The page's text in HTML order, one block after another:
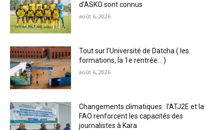
d’ASKO sont connus
août 6, 2026
Tout sur l’Université de Datcha ( les
formations, la 1e rentrée… )
août 6, 2026
Changements climatiques : l’ATJ2E et la
FAO renforcent les capacités des
journalistes à Kara